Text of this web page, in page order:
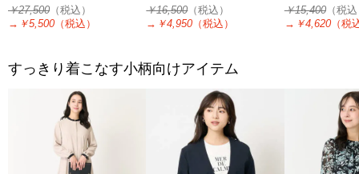
￥27,500 （税込）
→ ￥5,500 （税込）
トアップ対応
￥16,500（税込）
→ ￥4,950 （税込）
ットアップ対応
￥15,400（税
→ ￥4,620（税
すっきり着こなす小柄向けアイテム